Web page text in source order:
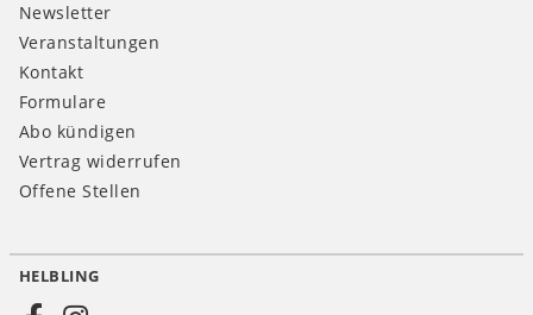
Newsletter
Veranstaltungen
Kontakt
Formulare
Abo kündigen
Vertrag widerrufen
Offene Stellen
HELBLING